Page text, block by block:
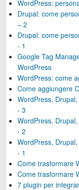
WordPress:
Drupal: come
– 2
Drupal: come
- 1
Google Tag
WordPress
WordPress: come
Come aggiungere
WordPress,
- 3
WordPress,
- 2
WordPress,
- 1
Come trasformare
Come trasformare
7 plugin per